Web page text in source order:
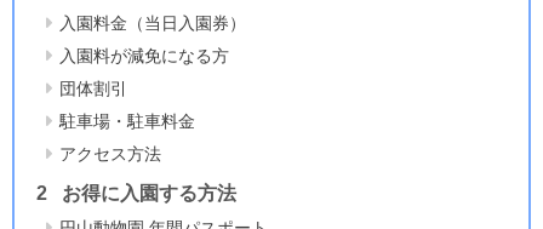
入園料金（当日入園券）
入園料が減免になる方
団体割引
駐車場・駐車料金
アクセス方法
お得に入園する方法